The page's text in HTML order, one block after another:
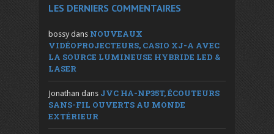
LES DERNIERS COMMENTAIRES
bossy dans NOUVEAUX
VIDÉOPROJECTEURS, CASIO XJ-A AVEC
LA SOURCE LUMINEUSE HYBRIDE LED &
LASER
Jonathan dans JVC HA-NP35T, ÉCOUTEURS
SANS-FIL OUVERTS AU MONDE
EXTÉRIEUR